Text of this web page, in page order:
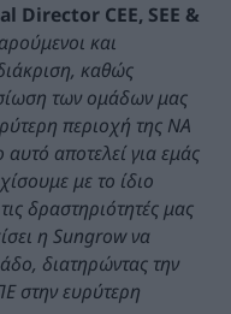
Director CEE, SEE &
και
καθώς
των ομάδων μας
περιοχή της ΝΑ
αποτελεί για εμάς
με το ίδιο
δραστηριότητές μας
η Sungrow να
διατηρώντας την
στην ευρύτερη